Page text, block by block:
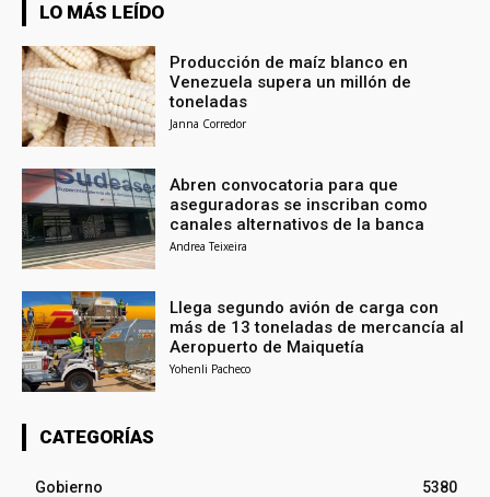
LO MÁS LEÍDO
Producción de maíz blanco en
Venezuela supera un millón de
toneladas
Janna Corredor
Abren convocatoria para que
aseguradoras se inscriban como
canales alternativos de la banca
Andrea Teixeira
Llega segundo avión de carga con
más de 13 toneladas de mercancía al
Aeropuerto de Maiquetía
Yohenli Pacheco
CATEGORÍAS
Gobierno
5380